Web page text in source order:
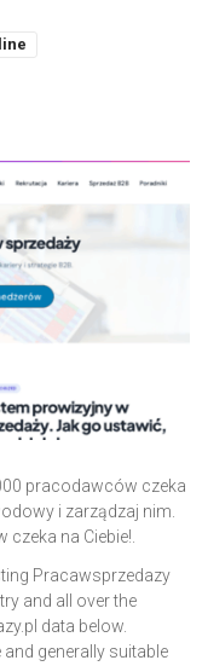
pracodawców czeka
i zarządzaj nim.
na Ciebie!.
Pracawsprzedazy
and all over the
data below.
generally suitable